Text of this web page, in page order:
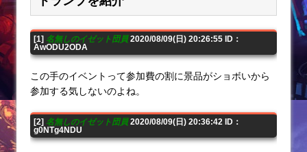
[1] 名無しのイゼット団員2020/08/09(日) 20:26:55 ID：
AwODU2ODA
この手のイベントって参加費の割に景品がショボいから
参加する気しないのよね。
[2] 名無しのイゼット団員2020/08/09(日) 20:36:42 ID：
g0NTg4NDU